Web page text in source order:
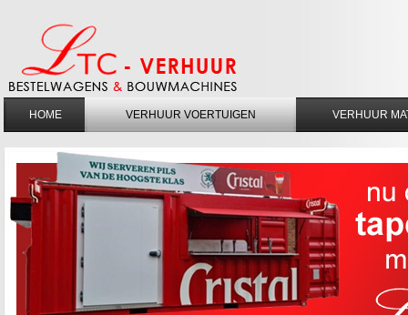
HOME VERHUUR VOERTUIGEN VERHUUR